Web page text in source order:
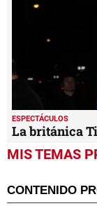
ESPECTÁCULOS
La británica
MIS TEMAS